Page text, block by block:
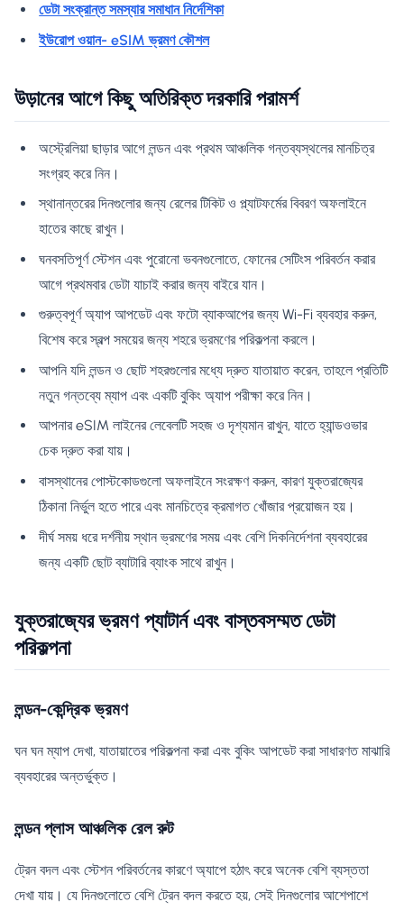
ডেটা সংক্রান্ত সমস্যার সমাধান নির্দেশিকা
ইউরোপ ওয়ান- eSIM ভ্রমণ কৌশল
উড়ানের আগে কিছু অতিরিক্ত দরকারি পরামর্শ
অস্ট্রেলিয়া ছাড়ার আগে লন্ডন এবং প্রথম আঞ্চলিক গন্তব্যস্থলের মানচিত্র
সংগ্রহ করে নিন।
স্থানান্তরের দিনগুলোর জন্য রেলের টিকিট ও প্ল্যাটফর্মের বিবরণ অফলাইনে
হাতের কাছে রাখুন।
ঘনবসতিপূর্ণ স্টেশন এবং পুরোনো ভবনগুলোতে, ফোনের সেটিংস পরিবর্তন করার
আগে প্রথমবার ডেটা যাচাই করার জন্য বাইরে যান।
গুরুত্বপূর্ণ অ্যাপ আপডেট এবং ফটো ব্যাকআপের জন্য Wi-Fi ব্যবহার করুন,
বিশেষ করে স্বল্প সময়ের জন্য শহরে ভ্রমণের পরিকল্পনা করলে।
আপনি যদি লন্ডন ও ছোট শহরগুলোর মধ্যে দ্রুত যাতায়াত করেন, তাহলে প্রতিটি
নতুন গন্তব্যে ম্যাপ এবং একটি বুকিং অ্যাপ পরীক্ষা করে নিন।
আপনার eSIM লাইনের লেবেলটি সহজ ও দৃশ্যমান রাখুন, যাতে হ্যান্ডওভার
চেক দ্রুত করা যায়।
বাসস্থানের পোস্টকোডগুলো অফলাইনে সংরক্ষণ করুন, কারণ যুক্তরাজ্যের
ঠিকানা নির্ভুল হতে পারে এবং মানচিত্রে ক্রমাগত খোঁজার প্রয়োজন হয়।
দীর্ঘ সময় ধরে দর্শনীয় স্থান ভ্রমণের সময় এবং বেশি দিকনির্দেশনা ব্যবহারের
জন্য একটি ছোট ব্যাটারি ব্যাংক সাথে রাখুন।
যুক্তরাজ্যের ভ্রমণ প্যাটার্ন এবং বাস্তবসম্মত ডেটা
পরিকল্পনা
লন্ডন-কেন্দ্রিক ভ্রমণ
ঘন ঘন ম্যাপ দেখা, যাতায়াতের পরিকল্পনা করা এবং বুকিং আপডেট করা সাধারণত মাঝারি
ব্যবহারের অন্তর্ভুক্ত।
লন্ডন প্লাস আঞ্চলিক রেল রুট
ট্রেন বদল এবং স্টেশন পরিবর্তনের কারণে অ্যাপে হঠাৎ করে অনেক বেশি ব্যস্ততা
দেখা যায়। যে দিনগুলোতে বেশি ট্রেন বদল করতে হয়, সেই দিনগুলোর আশেপাশে